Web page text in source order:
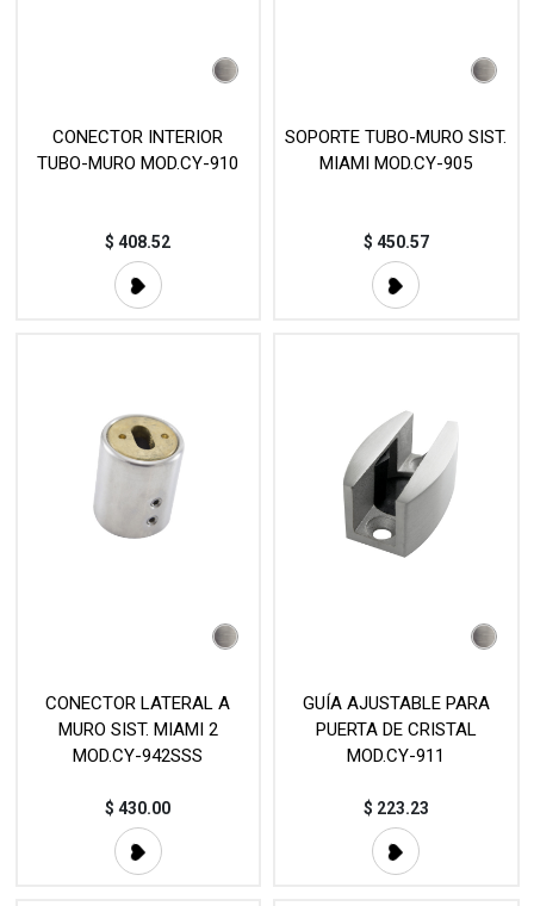
CONECTOR INTERIOR
TUBO-MURO MOD.CY-910
$408.52
SOPORTE TUBO-MURO SIST.
MIAMI MOD.CY-905
$ 450.57
CONECTOR LATERAL A
MURO SIST. MIAMI 2
MOD.CY-942SSS
$430.00
GUÍA AJUSTABLE PARA
PUERTA DE CRISTAL
MOD.CY-911
$ 223.23